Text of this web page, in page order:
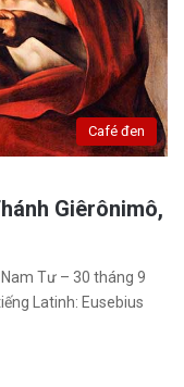
Café đen
Giêrônimô,
Tư – 30 tháng 9
Latinh: Eusebius